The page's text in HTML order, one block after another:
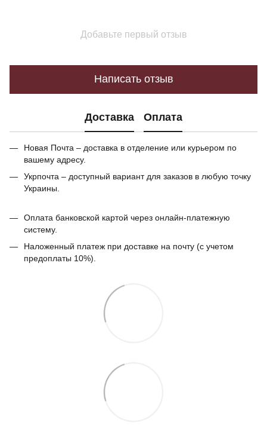
Добавьте первый отзыв
Написать отзыв
Доставка Оплата
Новая Почта – доставка в отделение или курьером по
вашему адресу.
Укрпочта – доступный вариант для заказов в любую точку
Украины.
Оплата банковской картой через онлайн-платежную
систему.
Наложенный платеж при доставке на почту (с учетом
предоплаты 10%).